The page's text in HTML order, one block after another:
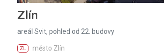
Zlín
areál Svit, pohled od 22. budovy
ZL město Zlín